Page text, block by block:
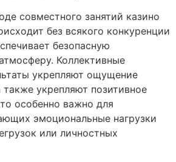
совместного занятий казино
без всякого конкуренции
безопасную
Коллективные
укрепляют ощущение
укрепляют позитивное
особенно важно для
эмоциональные нагрузки
или личностных